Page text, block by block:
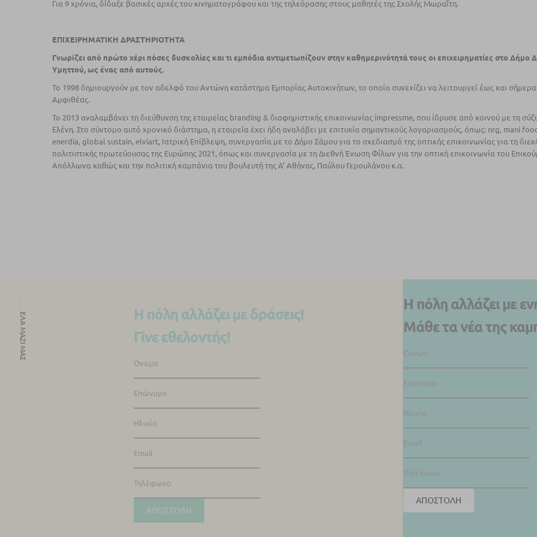
Για 9 χρόνια, δίδαξε βασικές αρχές του κινηµατογράφου και της τηλεόρασης στους µαθητές της Σχολής Μωραΐτη.
ΕΠΙΧΕΙΡΗΜΑΤΙΚΗ ΔΡΑΣΤΗΡΙΟΤΗΤΑ
Γνωρίζει από πρώτο χέρι πόσες δυσκολίες και τι εµπόδια αντιµετωπίζουν στην καθηµερινότητά τους οι επιχειρηµατίες στο Δήµο
Υµηττού, ως ένας από αυτούς.
Το 1998 δηµιουργούν µε τον αδελφό του Αντώνη κατάστηµα Εµπορίας Αυτοκινήτων, το οποίο συνεχίζει να λειτουργεί έως και
Αµφιθέας.
To 2013 αναλαµβάνει τη διεύθυνση της εταιρείας branding & διαφηµιστικής επικοινωνίας impressme, που ίδρυσε από κοινού µε τη
Ελένη. Στο σύντοµο αυτό χρονικό διάστηµα, η εταιρεία έχει ήδη αναλάβει µε επιτυχία σηµαντικούς λογαριασµούς, όπως: nrg, mani
enerdia, global sustain, elviart, Ιατρική Επίβλεψη, συνεργασία µε το Δήµο Σάµου για το σχεδιασµό της οπτικής επικοινωνίας για τη
πολιτιστικής πρωτεύουσας της Ευρώπης 2021, όπως και συνεργασία µε τη Διεθνή Ένωση Φίλων για την οπτική επικοινωνία του
Απόλλωνα καθώς και την πολιτική καμπάνια του βουλευτή της Α’ Αθήνας, Παύλου Γερουλάνου κ.α.
ΈΛΑ ΜΑΖΊ ΜΑΣ
Η πόλη αλλάζει με δράσεις!
Γίνε εθελοντής!
Η πόλη αλλάζει με
Μάθε τα νέα της